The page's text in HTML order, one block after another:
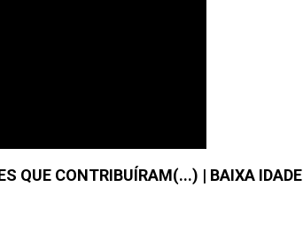
QUE CONTRIBUÍRAM(...) | BAIXA IDADE